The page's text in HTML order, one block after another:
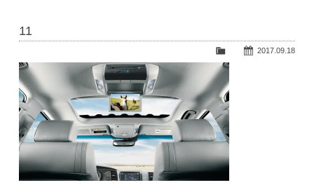
会社紹介
スタッフ募集
11
2017.09.18